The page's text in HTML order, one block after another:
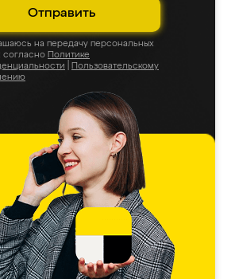
Отправить
на передачу персональных
согласно Политике
Пользовательскому